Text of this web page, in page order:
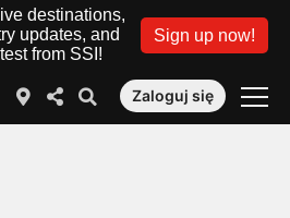
destinations,
updates, and
from SSI!
Sign up now!
Zaloguj się